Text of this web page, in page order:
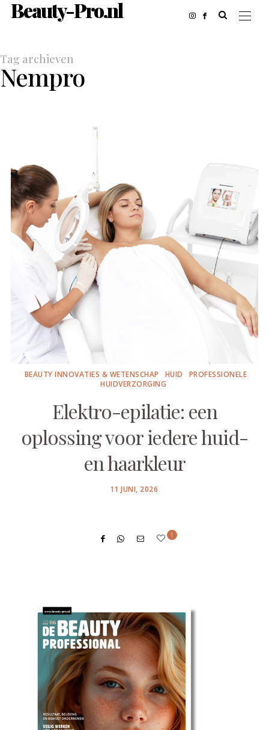
Beauty-Pro.nl
Tag archieven
Nempro
BEAUTY INNOVATIES & WETENSCHAP HUID
PROFESSIONELE
HUIDVERZORGING
Elektro-epilatie: een
oplossing voor iedere huid-
en haarkleur
POSTED
11 JUNI, 2026
1